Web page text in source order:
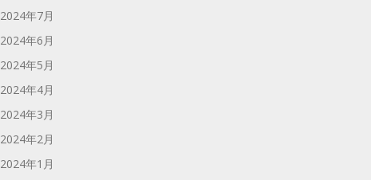
2024年7月
2024年6月
2024年5月
2024年4月
2024年3月
2024年2月
2024年1月